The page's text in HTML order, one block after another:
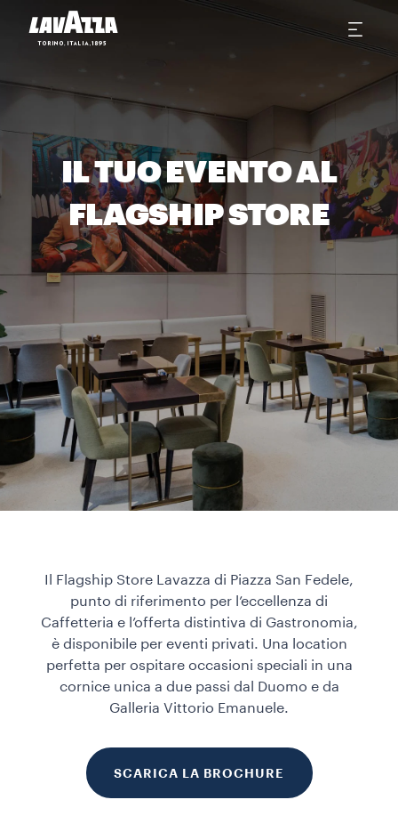
IL TUO EVENTO AL
FLAGSHIP STORE
Il Flagship Store Lavazza di Piazza San Fedele,
punto di riferimento per l’eccellenza di
Caffetteria e l’offerta distintiva di Gastronomia,
è disponibile per eventi privati. Una location
perfetta per ospitare occasioni speciali in una
cornice unica a due passi dal Duomo e da
Galleria Vittorio Emanuele.
SCARICA LA BROCHURE